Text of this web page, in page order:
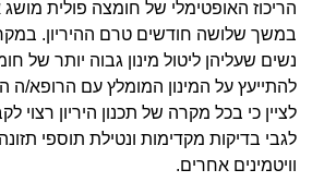
הריכוז האופטימלי של חומצה פולית
במשך שלושה חודשים טרם ההיריון.
נשים שעליהן ליטול מינון גבוה יותר של
להתייעץ על המינון המומלץ עם הרופא/
לציין כי בכל מקרה של תכנון היריון רצוי
לגבי בדיקות מקדימות ונטילת תוספי
וויטמינים אחרים.